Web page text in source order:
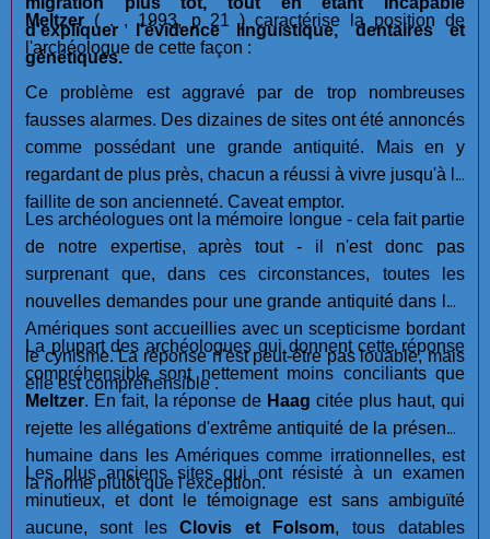
d'expliquer l'évidence linguistique, dentaires et
génétiques.
Meltzer ( . , 1993, p 21 ) caractérise la position de
l'archéologue de cette façon :
Ce problème est aggravé par de trop nombreuses
fausses alarmes. Des dizaines de sites ont été annoncés
comme possédant une grande antiquité. Mais en y
regardant de plus près, chacun a réussi à vivre jusqu'à la
faillite de son ancienneté. Caveat emptor.
Les archéologues ont la mémoire longue - cela fait partie
de notre expertise, après tout - il n'est donc pas
surprenant que, dans ces circonstances, toutes les
nouvelles demandes pour une grande antiquité dans les
Amériques sont accueillies avec un scepticisme bordant
le cynisme. La réponse n'est peut-être pas louable, mais
elle est compréhensible .
La plupart des archéologues qui donnent cette réponse
compréhensible sont nettement moins conciliants que
Meltzer. En fait, la réponse de Haag citée plus haut, qui
rejette les allégations d'extrême antiquité de la présence
humaine dans les Amériques comme irrationnelles, est
la norme plutôt que l'exception.
Les plus anciens sites qui ont résisté à un examen
minutieux, et dont le témoignage est sans ambiguïté
aucune, sont les Clovis et Folsom, tous datables